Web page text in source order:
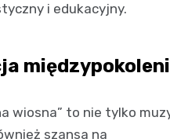
i edukacyjny.
wiosna” to nie tylko
szansa na